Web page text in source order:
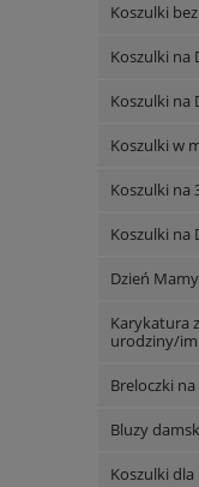
Koszulki
Koszulki na
Koszulki na
Koszulki w
Koszulki na
Koszulki na
Dzień
Karykatura
urodziny/
Breloczki
Bluzy
Koszulki dla